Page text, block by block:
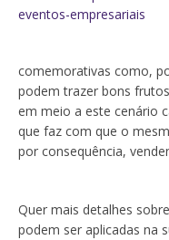
comemorativas como,
podem trazer bons
em meio a este cenário
que faz com que o
por consequência,
Quer mais detalhes
podem ser aplicadas na